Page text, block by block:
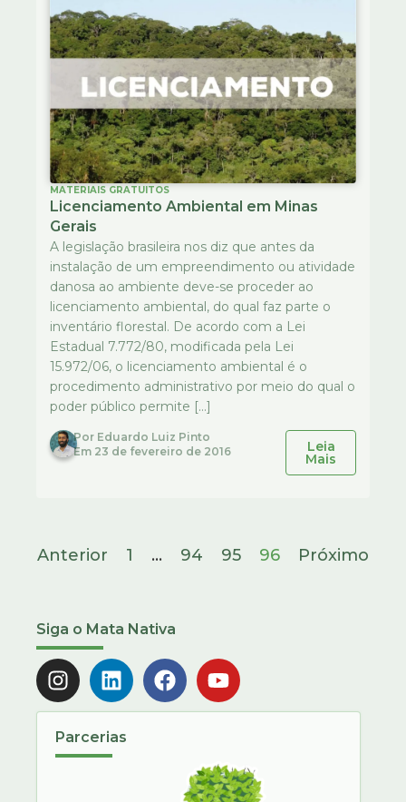
MATERIAIS GRATUITOS
Licenciamento Ambiental em Minas
Gerais
A legislação brasileira nos diz que antes da
instalação de um empreendimento ou atividade
danosa ao ambiente deve-se proceder ao
licenciamento ambiental, do qual faz parte o
inventário florestal. De acordo com a Lei
Estadual 7.772/80, modificada pela Lei
15.972/06, o licenciamento ambiental é o
procedimento administrativo por meio do qual o
poder público permite […]
Por Eduardo Luiz Pinto
Em 23 de fevereiro de 2016 Leia
Mais
Anterior 1 … 94 95 96 Próximo
Parcerias
Siga o Mata Nativa